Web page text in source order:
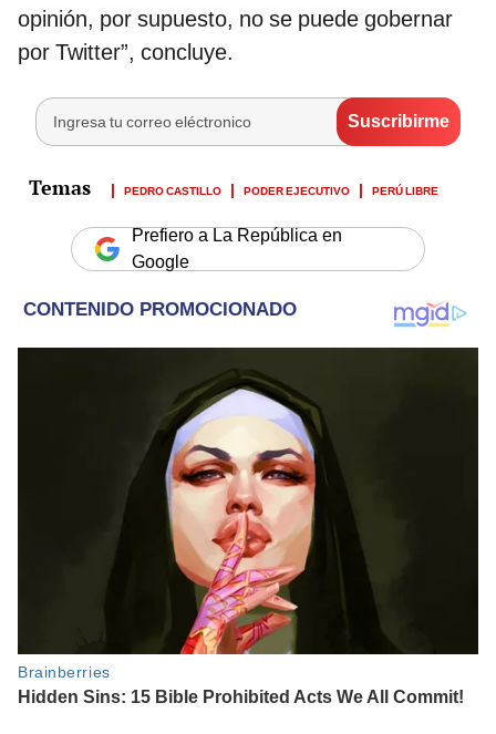
opinión, por supuesto, no se puede gobernar
por Twitter”, concluye.
PEDRO CASTILLO PODER EJECUTIVO PERÚ LIBRE
Prefiero a La República en
Google